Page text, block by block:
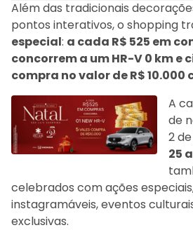
áudio
Além das tradicionais
pontos interativos, o shopping
especial: a cada R$ 525 em
concorrem a um HR-V 0 km e
compra no valor de R$ 10.000
A
de
2
25
celebrados com ações
instagramáveis, eventos
exclusivas.